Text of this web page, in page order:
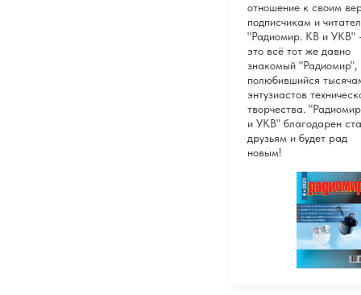
отношение к своим
подписчикам и
"Радиомир. КВ и УКВ"
это всё тот же давно
знакомый "Радиомир",
полюбившийся
энтузиастов
творчества.
и УКВ" благодарен
друзьям и будет рад
новым!